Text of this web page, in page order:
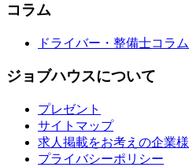
コラム
ドライバー・整備士コラム
ジョブハウスについて
プレゼント
サイトマップ
求人掲載をお考えの企業様
プライバシーポリシー